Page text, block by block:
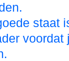
staat